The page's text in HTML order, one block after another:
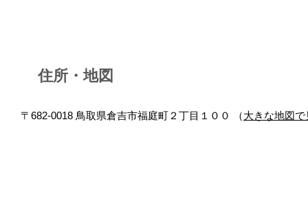
住所・地図
〒682-0018 鳥取県倉吉市福庭町２丁目１００ （大きな地図で